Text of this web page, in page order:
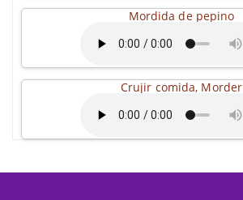
Mordida de pepino
Crujir comida, Morder